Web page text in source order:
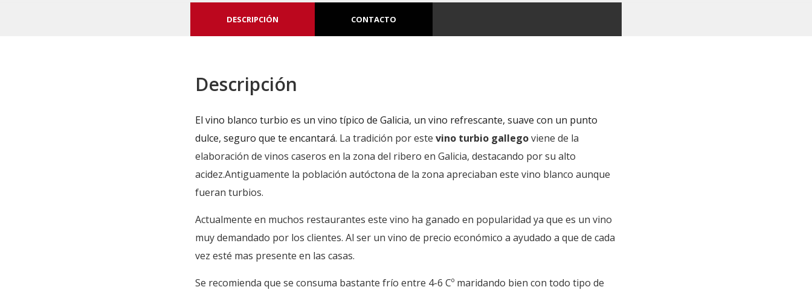
DESCRIPCIÓN CONTACTO
Descripción
El vino blanco turbio es un vino típico de Galicia, un vino refrescante, suave con un punto
dulce, seguro que te encantará. La tradición por estevino turbio gallegoviene de la
elaboración de vinos caseros en la zona del ribero en Galicia, destacando por su alto
acidez.Antiguamente la población autóctona de la zona apreciaban este vino blanco aunque
fueran turbios.
Actualmente en muchos restaurantes este vino ha ganado en popularidad ya que es un vino
muy demandado por los clientes.Al ser un vino de precio económico a ayudado a que de cada
vez esté mas presente en las casas.
Se recomienda que se consuma bastante frío entre 4-6 Cº maridando bien con todo tipo de